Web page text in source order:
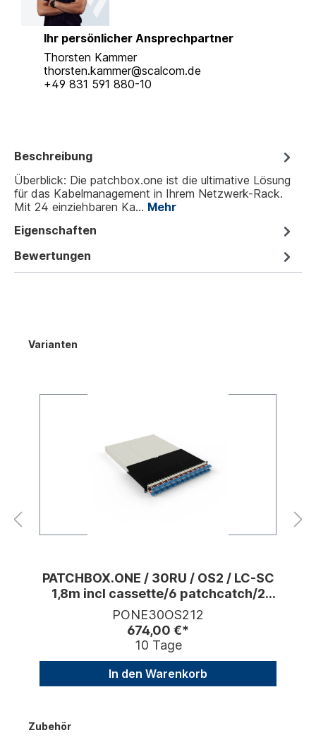
Ihr persönlicher Ansprechpartner
Thorsten Kammer
thorsten.kammer@scalcom.de
+49 831 591 880-10
Beschreibung
Überblick: Die patchbox.one ist die ultimative Lösung
für das Kabelmanagement in Ihrem Netzwerk-Rack.
Mit 24 einziehbaren Ka… Mehr
Eigenschaften
Bewertungen
Varianten
PATCHBOX.ONE / 30RU / OS2 / LC-SC
1,8m incl cassette/6 patchcatch/2
devmnt
PONE30OS212
674,00 €*
10 Tage
In den Warenkorb
Zubehör